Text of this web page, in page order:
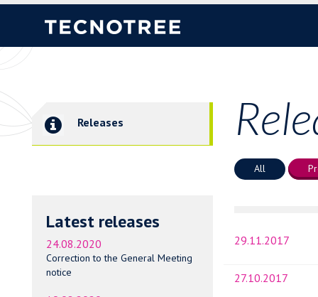
Releases
Latest releases
24.08.2020
Correction to the General Meeting
notice
All
29.11.2017
27.10.2017